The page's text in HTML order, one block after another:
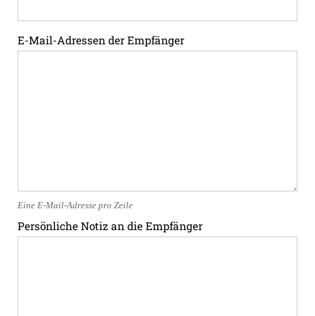
E-Mail-Adressen der Empfänger
Eine E-Mail-Adresse pro Zeile
Persönliche Notiz an die Empfänger